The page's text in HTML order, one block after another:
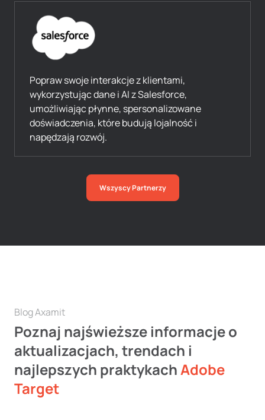
Popraw swoje interakcje z klientami,
wykorzystując dane i AI z Salesforce,
umożliwiając płynne, spersonalizowane
doświadczenia, które budują lojalność i
napędzają rozwój.
Wszyscy Partnerzy
Blog Axamit
Poznaj najświeższe informacje o
aktualizacjach, trendach i
najlepszych praktykachAdobe
Target